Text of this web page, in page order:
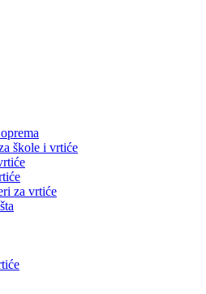
škole i vrtiće
za vrtiće